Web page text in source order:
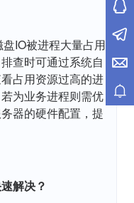
IO被进程大量占用
查时可通过系统自
占用资源过高的进
为业务进程则需优
器的硬件配置，提
解决？